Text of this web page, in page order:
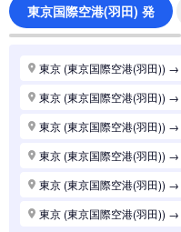
東京国際空港(羽田) 発
東京 (東京国際空港(羽田)) →
東京 (東京国際空港(羽田)) →
東京 (東京国際空港(羽田)) →
東京 (東京国際空港(羽田)) →
東京 (東京国際空港(羽田)) →
東京 (東京国際空港(羽田)) →